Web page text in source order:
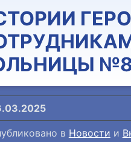
в Новости и